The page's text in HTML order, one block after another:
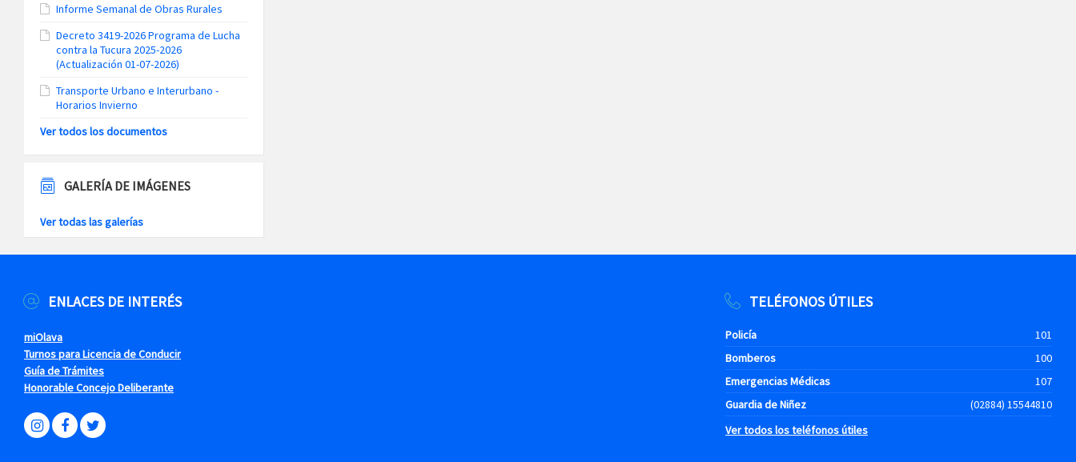
Informe Semanal de Obras Rurales
Decreto 3419-2026 Programa de Lucha
contra la Tucura 2025-2026
(Actualización 01-07-2026)
Transporte Urbano e Interurbano -
Horarios Invierno
Ver todos los documentos
GALERÍA DE IMÁGENES
Ver todas las galerías
ENLACES DE INTERÉS
miOlava
Turnos para Licencia de Conducir
Guía de Trámites
Honorable Concejo Deliberante
TELÉFONOS ÚTILES
Policía
101
Bomberos
100
Emergencias Médicas
107
Guardia de Niñez
(02884) 15544810
Ver todos los teléfonos útiles